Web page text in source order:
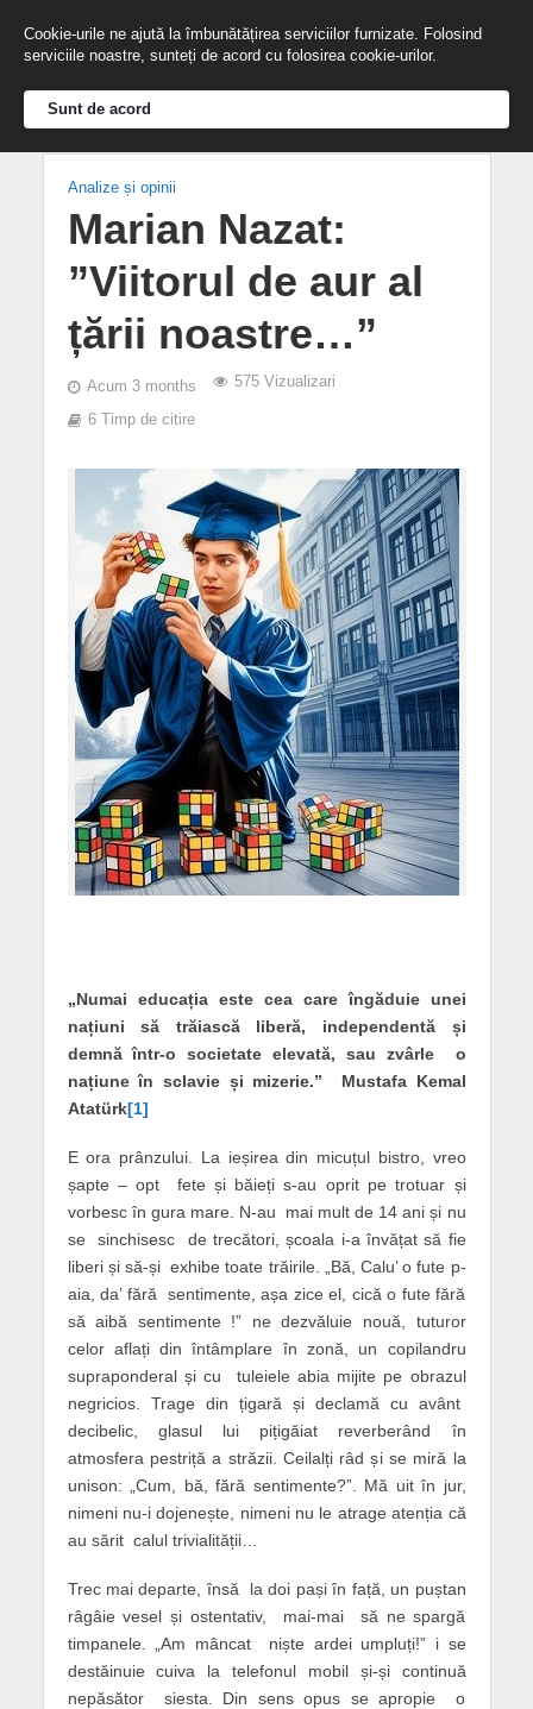
Analize și opinii
Marian Nazat:
”Viitorul de aur al
țării noastre…”
Acum 3 months 575 Vizualizari
6 Timp de citire
„Numai educația este cea care îngăduie unei
națiuni să trăiască liberă, independentă și
demnă într-o societate elevată, sau zvârle o
națiune în sclavie și mizerie.” Mustafa Kemal
Atatürk[1]
E ora prânzului. La ieșirea din micuțul bistro, vreo
șapte – opt fete și băieți s-au oprit pe trotuar și
vorbesc în gura mare. N-au mai mult de 14 ani și nu
se sinchisesc de trecători, școala i-a învățat să fie
liberi și să-și exhibe toate trăirile. „Bă, Calu’ o fute p-
aia, da’ fără sentimente, așa zice el, cică o fute fără
să aibă sentimente !” ne dezvăluie nouă, tuturor
celor aflați din întâmplare în zonă, un copilandru
supraponderal și cu tuleiele abia mijite pe obrazul
negricios. Trage din țigară și declamă cu avânt
decibelic, glasul lui pițigăiat reverberând în
atmosfera pestriță a străzii. Ceilalți râd și se miră la
unison: „Cum, bă, fără sentimente?”. Mă uit în jur,
nimeni nu-i dojenește, nimeni nu le atrage atenția că
au sărit calul trivialității…
Trec mai departe, însă la doi pași în față, un puștan
râgâie vesel și ostentativ, mai-mai să ne spargă
timpanele. „Am mâncat niște ardei umpluți!” i se
destăinuie cuiva la telefonul mobil și-și continuă
nepăsător siesta. Din sens opus se apropie o
Cookie-urile ne ajută la îmbunătățirea serviciilor furnizate. Folosind
serviciile noastre, sunteți de acord cu folosirea cookie-urilor.
Sunt de acord